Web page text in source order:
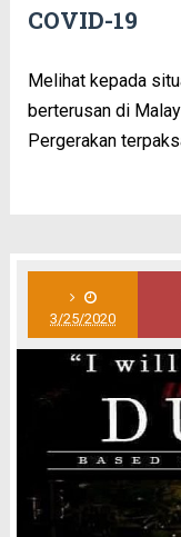
COVID-19
Melihat kepada
berterusan di
Pergerakan
3/25/2020